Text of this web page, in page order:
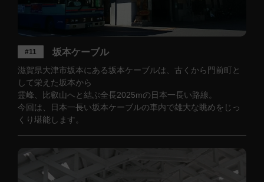
#11 坂本ケーブル
滋賀県大津市坂本にある坂本ケーブルは、古くから門前町と
して栄えた坂本から
霊峰、比叡山へと結ぶ全長2025mの日本一長い路線。
今回は、日本一長い坂本ケーブルの車内で雄大な眺めをじっ
くり堪能します。